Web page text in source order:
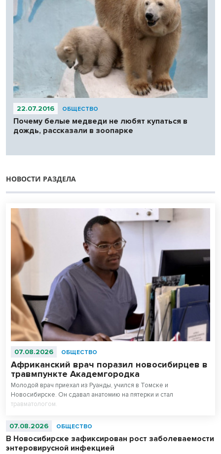
22.07.2016 ОБЩЕСТВО
Почему белые медведи не любят купаться в
дождь, рассказали в зоопарке
НОВОСТИ РАЗДЕЛА
07.08.2026 ОБЩЕСТВО
Африканский врач поразил новосибирцев в
травмпункте Академгородка
Молодой врач приехал из Руанды, учился в Томске и
Новосибирске. Он сдавал анатомию на пятерки и стал
травматологом.
07.08.2026 ОБЩЕСТВО
В Новосибирске зафиксирован рост заболеваемости
энтеровирусной инфекцией